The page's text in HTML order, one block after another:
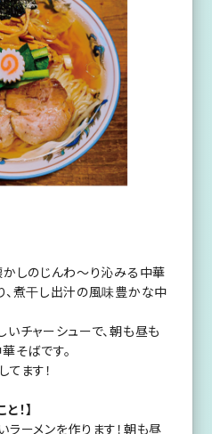
かしのじんわ～り沁みる中華
、煮干し出汁の風味豊かな中
いチャーシューで、朝も昼も
そばです。
ます！
！】
ラーメンを作ります！朝も昼